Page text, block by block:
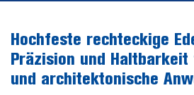
Hochfeste rechteckige
Präzision und
und architektonische